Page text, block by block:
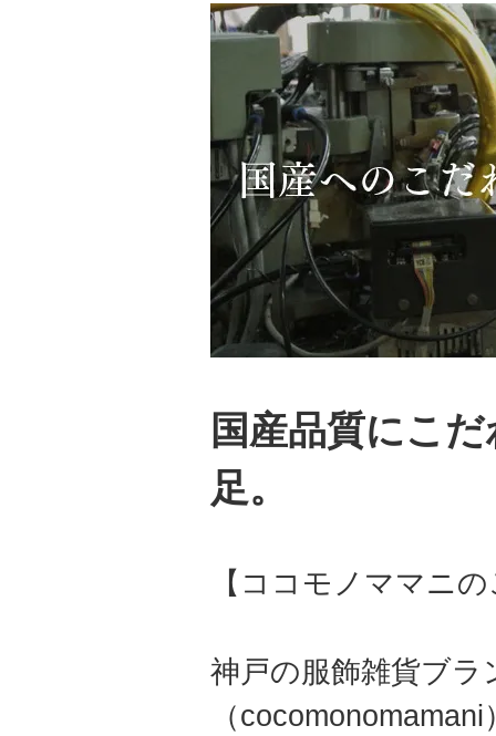
国産品質にこ
足。
【ココモノママニ
神戸の服飾雑貨ブ
（